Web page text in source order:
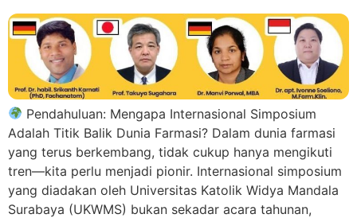
Pendahuluan: Mengapa Internasional Simposium
Adalah Titik Balik Dunia Farmasi? Dalam dunia farmasi
yang terus berkembang, tidak cukup hanya mengikuti
tren—kita perlu menjadi pionir. Internasional simposium
yang diadakan oleh Universitas Katolik Widya Mandala
Surabaya (UKWMS) bukan sekadar acara tahunan,